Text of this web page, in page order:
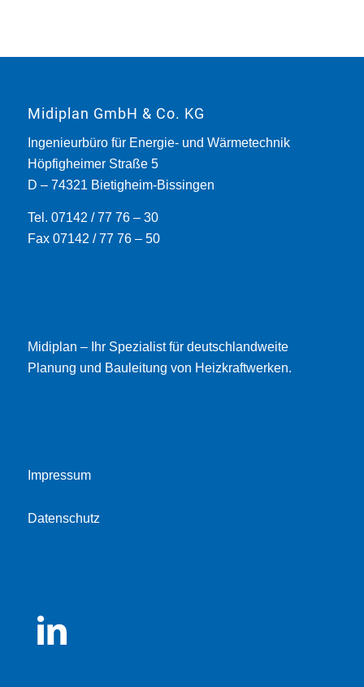
Midiplan GmbH & Co. KG
Ingenieurbüro für Energie- und Wärmetechnik
Höpfigheimer Straße 5
D – 74321 Bietigheim-Bissingen
Tel. 07142 / 77 76 – 30
Fax 07142 / 77 76 – 50
Midiplan – Ihr Spezialist für deutschlandweite
Planung und Bauleitung von Heizkraftwerken.
Impressum
Datenschutz